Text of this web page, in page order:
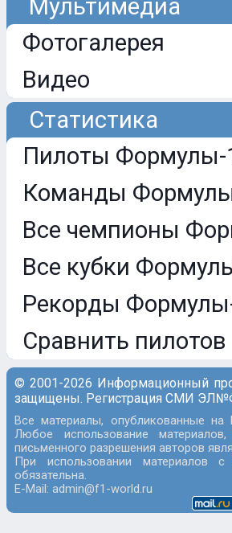
Мультимедиа
Фотогалерея
Видео
Статистика
Пилоты Формулы-
Команды
Все чемпионы
Все кубки
Рекорды
Сравнить пилотов
© 2001-2026 Информационный
защищены. Регистрация СМИ
Все материалы, опубликованные на
Любое использование
письменного разрешения авторов
При использовании материалов
обязательна.
E-Mail: admin@f1-world.ru